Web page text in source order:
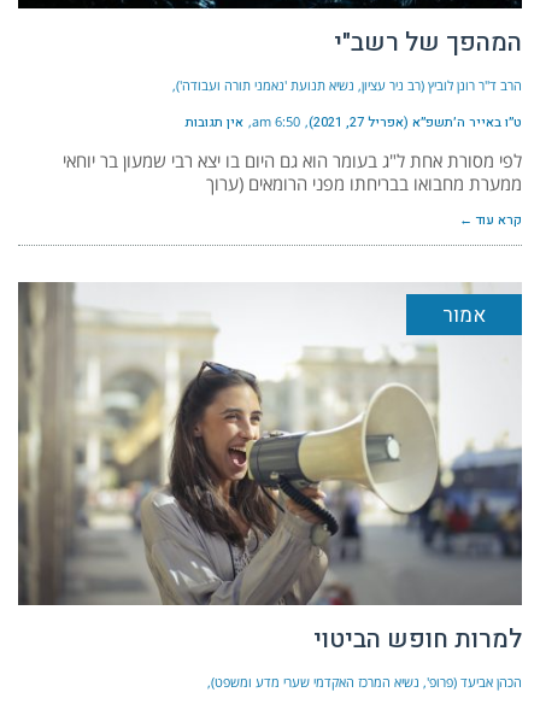
המהפך של רשב"י
הרב ד"ר רונן לוביץ (רב ניר עציון, נשיא תנועת 'נאמני תורה ועבודה')
ט״ו באייר ה׳תשפ״א (אפריל 27, 2021) 6:50 am אין תגובות
לפי מסורת אחת ל"ג בעומר הוא גם היום בו יצא רבי שמעון בר יוחאי
ממערת מחבואו בבריחתו מפני הרומאים (ערוך
קרא עוד ←
אמור
למרות חופש הביטוי
הכהן אביעד (פרופ', נשיא המרכז האקדמי שערי מדע ומשפט)